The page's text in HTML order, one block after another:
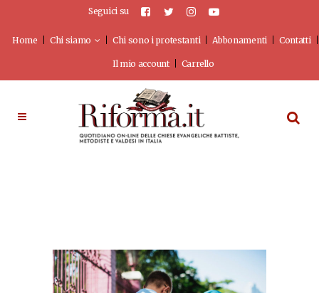
Seguici su
Home Chi siamo Chi sono i protestanti Abbonamenti Contatti
Il mio account Carrello